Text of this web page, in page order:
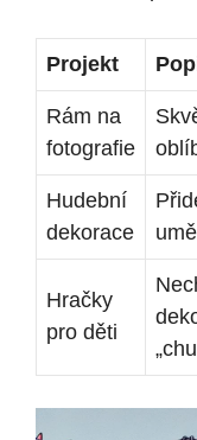
Projekt
Rám na
fotografie
Hudební
dekorace
Hračky
pro děti